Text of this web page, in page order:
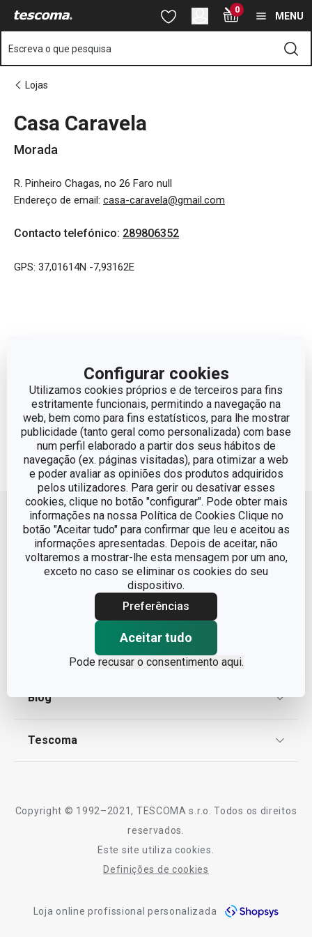
Configurar cookies
Utilizamos cookies próprios e de terceiros para fins
estritamente funcionais, permitindo a navegação na
web, bem como para fins estatísticos, para lhe mostrar
publicidade (tanto geral como personalizada) com base
num perfil elaborado a partir dos seus hábitos de
navegação (ex. páginas visitadas), para otimizar a web
e poder avaliar as opiniões dos produtos adquiridos
pelos utilizadores. Para gerir ou desativar esses
cookies, clique no botão "configurar". Pode obter mais
informações na nossa Política de Cookies Clique no
botão "Aceitar tudo" para confirmar que leu e aceitou as
informações apresentadas. Depois de aceitar, não
voltaremos a mostrar-lhe esta mensagem por um ano,
exceto no caso se eliminar os cookies do seu
dispositivo.
Preferências
Aceitar tudo
Pode recusar o consentimento aqui.
Saltar para o conteúdo principal
Saltar para a pesquisa
Saltar para a navegação 0
MENU
Escreva o que pesquisa
Lojas
Casa Caravela
Morada
R. Pinheiro Chagas, no 26 Faro null
Endereço de email: casa-caravela@gmail.com
Contacto telefónico: 289806352
GPS: 37,01614N -7,93162E
Voltar ao topo
Proteção de informações pessoais
Livro de Reclamações
Encomendas
Perguntas Frequentes
Blog
Tescoma
Copyright © 1992–2021, TESCOMA s.r.o. Todos os direitos
reservados.
Este site utiliza cookies.
Definições de cookies
Loja online profissional personalizada